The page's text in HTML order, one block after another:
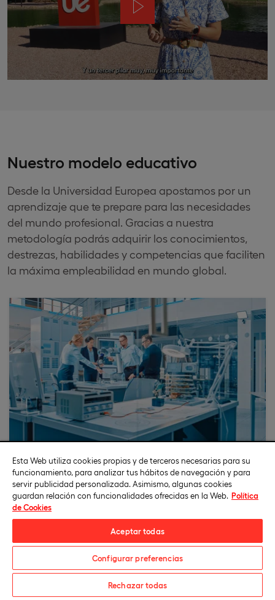
Nuestro modelo educativo
Desde la Universidad Europea apostamos por un
aprendizaje que te prepare para las necesidades
del mundo profesional. Gracias a nuestra
metodología podrás adquirir los conocimientos,
destrezas, habilidades y competencias que faciliten
la máxima empleabilidad en mundo global.
Aprendizaje experiencial
El estudiante aprende haciendo, sin acción no hay
aprendizaje. Llevarás a la práctica los
conocimientos aprendidos a través de nuestro
campus virtual y de las herramientas online que
Solicita información
Esta Web utiliza cookies propias y de terceros necesarias para su
funcionamiento, para analizar tus hábitos de navegación y para
servir publicidad personalizada. Asimismo, algunas cookies
guardan relación con funcionalidades ofrecidas en la Web. Política
de Cookies
Aceptar todas
Configurar preferencias
Rechazar todas